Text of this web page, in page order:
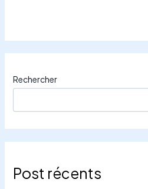
Rechercher
Post récents